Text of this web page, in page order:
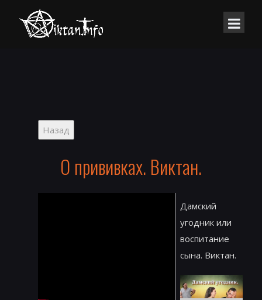
О прививках. Виктан.
Дамский
угодник или
воспитание
сына. Виктан.